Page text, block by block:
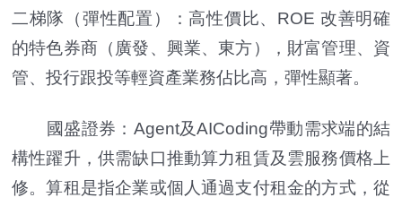
二梯隊（彈性配置）：高性價比、ROE 改善明確
的特色券商（廣發、興業、東方），財富管理、資
管、投行跟投等輕資產業務佔比高，彈性顯著。
國盛證券：Agent及AICoding帶動需求端的結
構性躍升，供需缺口推動算力租賃及雲服務價格上
修。算租是指企業或個人通過支付租金的方式，從